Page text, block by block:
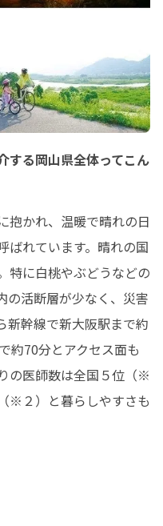
する岡山県全体ってこん
抱かれ、温暖で晴れの日
ばれています。晴れの国
特に白桃やぶどうなどの
の活断層が少なく、災害
新幹線で新大阪駅まで約
約70分とアクセス面も
の医師数は全国５位（※
※２）と暮らしやすさも